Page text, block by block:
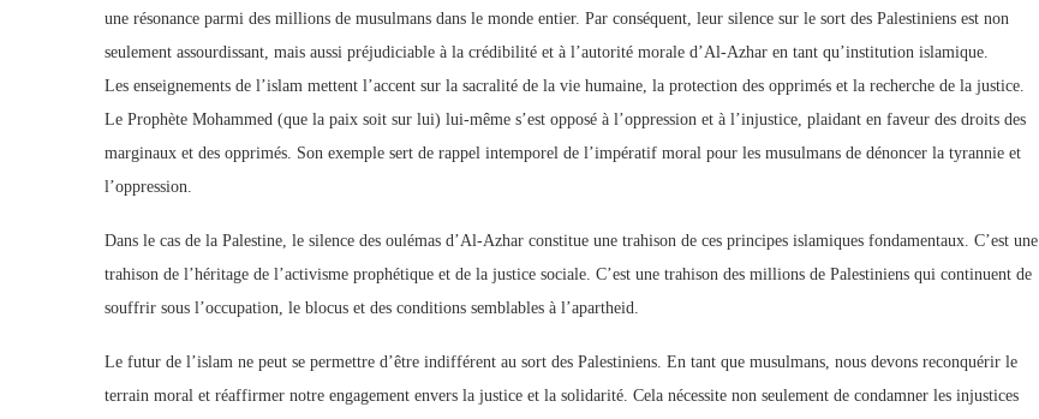
une résonance parmi des millions de musulmans dans le monde entier. Par conséquent, leur silence sur le sort des Palestiniens est non
seulement assourdissant, mais aussi préjudiciable à la crédibilité et à l’autorité morale d’Al-Azhar en tant qu’institution islamique.
Les enseignements de l’islam mettent l’accent sur la sacralité de la vie humaine, la protection des opprimés et la recherche de la justice.
Le Prophète Mohammed (que la paix soit sur lui) lui-même s’est opposé à l’oppression et à l’injustice, plaidant en faveur des droits des
marginaux et des opprimés. Son exemple sert de rappel intemporel de l’impératif moral pour les musulmans de dénoncer la tyrannie et
l’oppression.
Dans le cas de la Palestine, le silence des oulémas d’Al-Azhar constitue une trahison de ces principes islamiques fondamentaux. C’est une
trahison de l’héritage de l’activisme prophétique et de la justice sociale. C’est une trahison des millions de Palestiniens qui continuent de
souffrir sous l’occupation, le blocus et des conditions semblables à l’apartheid.
Le futur de l’islam ne peut se permettre d’être indifférent au sort des Palestiniens. En tant que musulmans, nous devons reconquérir le
terrain moral et réaffirmer notre engagement envers la justice et la solidarité. Cela nécessite non seulement de condamner les injustices